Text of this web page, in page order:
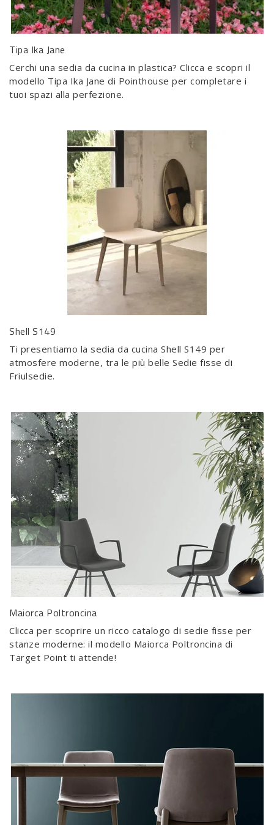
Tipa Ika Jane
Cerchi una sedia da cucina in plastica? Clicca e scopri il
modello Tipa Ika Jane di Pointhouse per completare i
tuoi spazi alla perfezione.
Shell S149
Ti presentiamo la sedia da cucina Shell S149 per
atmosfere moderne, tra le più belle Sedie fisse di
Friulsedie.
Maiorca Poltroncina
Clicca per scoprire un ricco catalogo di sedie fisse per
stanze moderne: il modello Maiorca Poltroncina di
Target Point ti attende!